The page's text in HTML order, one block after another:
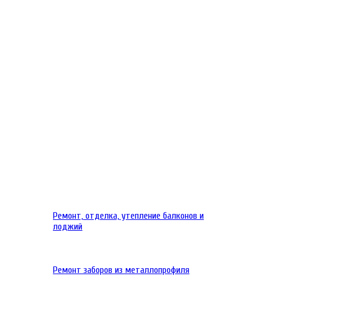
Ремонт, отделка, утепление балконов и
лоджий
Ремонт заборов из металлопрофиля